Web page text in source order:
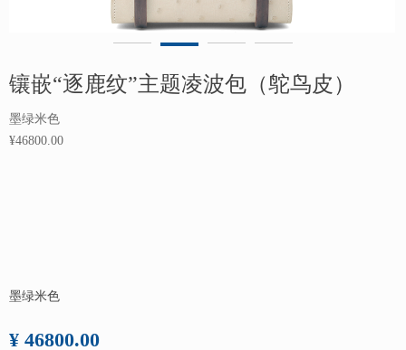
镶嵌“逐鹿纹”主题凌波包（鸵鸟皮）
墨绿米色
¥46800.00
墨绿米色
¥ 46800.00